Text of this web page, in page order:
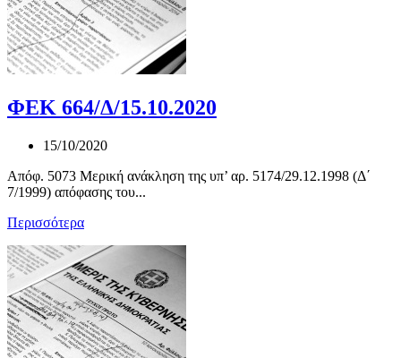
ΦΕΚ 664/Δ/15.10.2020
15/10/2020
Απόφ. 5073 Μερική ανάκληση της υπ’ αρ. 5174/29.12.1998 (Δ΄
7/1999) απόφασης του...
Περισσότερα